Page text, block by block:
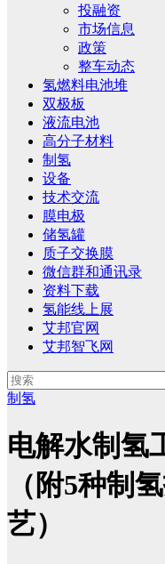
投融资
市场信息
政策
整车动态
氢燃料电池堆
双极板
液流电池
高分子材料
制氢
设备
技术交流
膜电极
储氢罐
质子交换膜
微信群和通讯录
资料下载
氢能线上展
艾邦官网
艾邦智飞网
制氢
电解水制氢
（附5种制
艺）